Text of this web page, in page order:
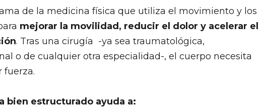
de la medicina física que utiliza el movimiento y los
mejorar la movilidad, reducir el dolor y acelerar el
. Tras una cirugía -ya sea traumatológica,
o de cualquier otra especialidad-, el cuerpo necesita
fuerza.
bien estructurado ayuda a: